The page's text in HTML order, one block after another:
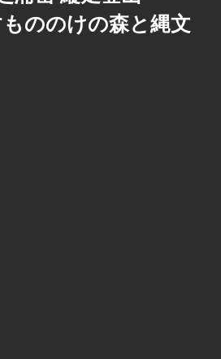
もののけの森と縄文